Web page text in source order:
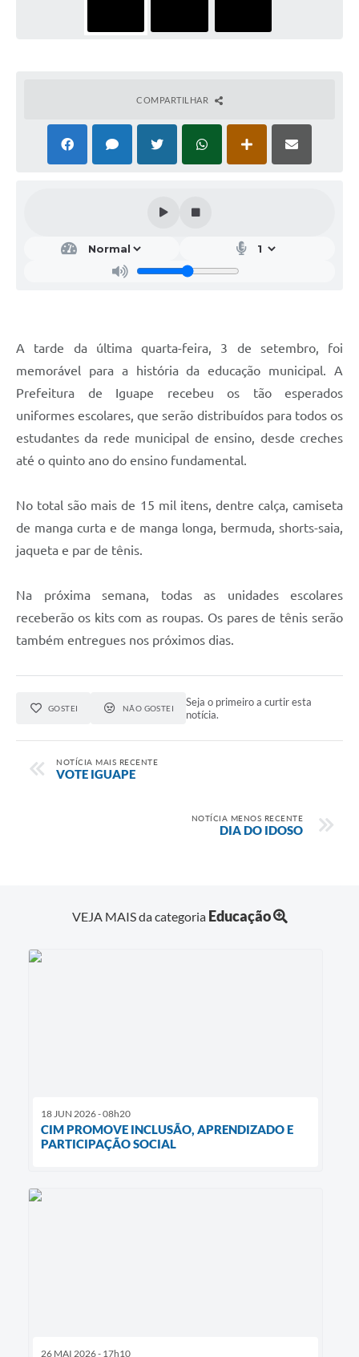
COMPARTILHAR
A tarde da última quarta-feira, 3 de setembro, foi
memorável para a história da educação municipal. A
Prefeitura de Iguape recebeu os tão esperados
uniformes escolares, que serão distribuídos para todos os
estudantes da rede municipal de ensino, desde creches
até o quinto ano do ensino fundamental.
No total são mais de 15 mil itens, dentre calça, camiseta
de manga curta e de manga longa, bermuda, shorts-saia,
jaqueta e par de tênis.
Na próxima semana, todas as unidades escolares
receberão os kits com as roupas. Os pares de tênis serão
também entregues nos próximos dias.
GOSTEI NÃO GOSTEI
Seja o primeiro a curtir esta
notícia.
NOTÍCIA MAIS RECENTE
VOTE IGUAPE
NOTÍCIA MENOS RECENTE
DIA DO IDOSO
VEJA MAIS da categoria Educação
18 JUN 2026 - 08h20
CIM PROMOVE INCLUSÃO, APRENDIZADO E
PARTICIPAÇÃO SOCIAL
26 MAI 2026 - 17h10